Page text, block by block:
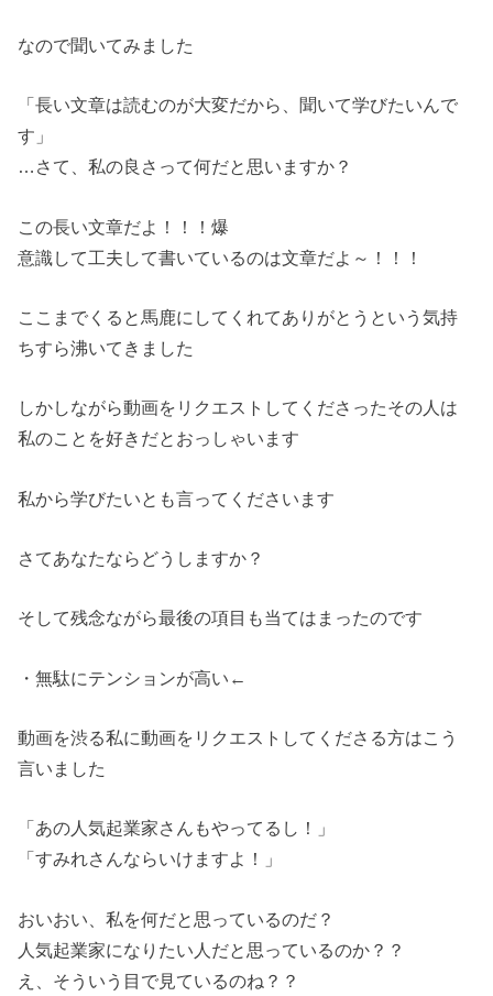
なので聞いてみました
「長い文章は読むのが大変だから、聞いて学びたいんで
す」
…さて、私の良さって何だと思いますか？
この長い文章だよ！！！爆
意識して工夫して書いているのは文章だよ～！！！
ここまでくると馬鹿にしてくれてありがとうという気持
ちすら沸いてきました
しかしながら動画をリクエストしてくださったその人は
私のことを好きだとおっしゃいます
私から学びたいとも言ってくださいます
さてあなたならどうしますか？
そして残念ながら最後の項目も当てはまったのです
・無駄にテンションが高い←
動画を渋る私に動画をリクエストしてくださる方はこう
言いました
「あの人気起業家さんもやってるし！」
「すみれさんならいけますよ！」
おいおい、私を何だと思っているのだ？
人気起業家になりたい人だと思っているのか？？
え、そういう目で見ているのね？？